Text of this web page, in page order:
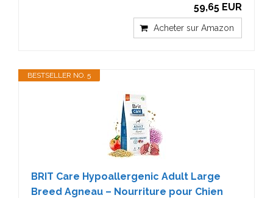
59,65 EUR
Acheter sur Amazon
BESTSELLER NO. 5
BRIT Care Hypoallergenic Adult Large
Breed Agneau – Nourriture pour Chien